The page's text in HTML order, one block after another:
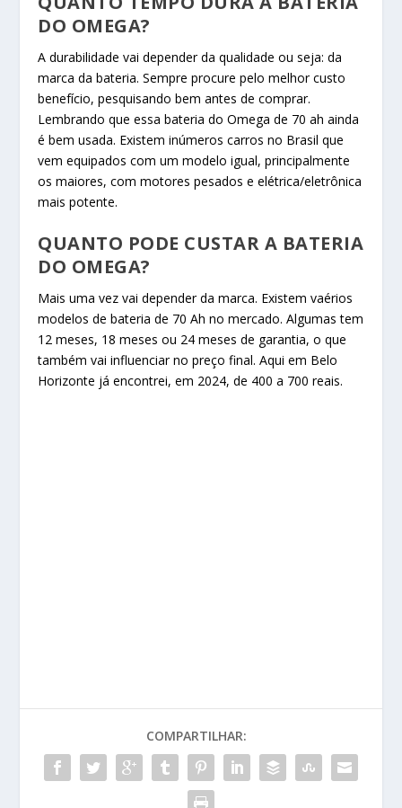
DO OMEGA?
A durabilidade vai depender da qualidade ou seja: da
marca da bateria. Sempre procure pelo melhor custo
benefício, pesquisando bem antes de comprar.
Lembrando que essa bateria do Omega de 70 ah ainda
é bem usada. Existem inúmeros carros no Brasil que
vem equipados com um modelo igual, principalmente
os maiores, com motores pesados e elétrica/eletrônica
mais potente.
QUANTO PODE CUSTAR A BATERIA
DO OMEGA?
Mais uma vez vai depender da marca. Existem vaérios
modelos de bateria de 70 Ah no mercado. Algumas tem
12 meses, 18 meses ou 24 meses de garantia, o que
também vai influenciar no preço final. Aqui em Belo
Horizonte já encontrei, em 2024, de 400 a 700 reais.
COMPARTILHAR: